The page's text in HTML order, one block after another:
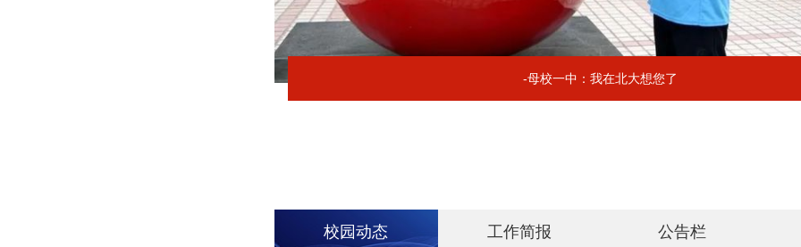
-母校一中：我在北大想您了
校园动态 工作简报 公告栏